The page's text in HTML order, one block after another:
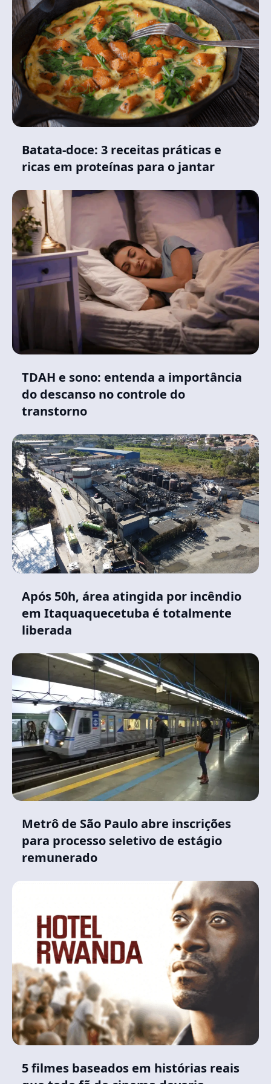
Batata-doce: 3 receitas práticas e
ricas em proteínas para o jantar
TDAH e sono: entenda a importância
do descanso no controle do
transtorno
Após 50h, área atingida por incêndio
em Itaquaquecetuba é totalmente
liberada
Metrô de São Paulo abre inscrições
para processo seletivo de estágio
remunerado
5 filmes baseados em histórias reais